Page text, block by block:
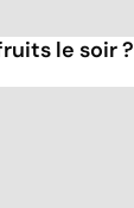
le soir ?